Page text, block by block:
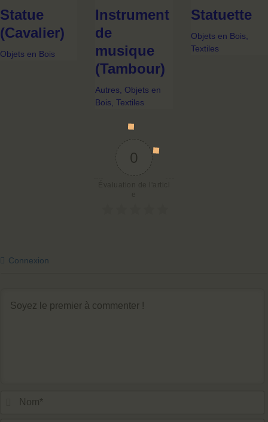
Statue
(Cavalier)
Objets en Bois
Instrument
de
musique
(Tambour)
Autres, Objets en
Bois,Textiles
Statuette
Objets en Bois,
Textiles
0
Connexion